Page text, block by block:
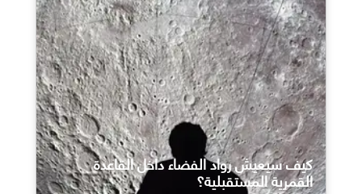
كيف سيعيش رواد الفضاء داخل القاعدة
القمرية المستقبلية؟